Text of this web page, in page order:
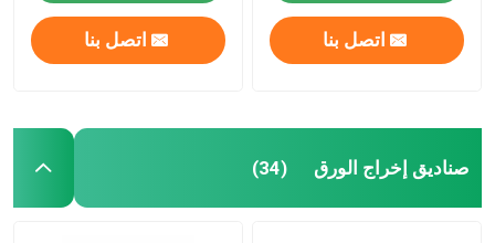
اتصل بنا اتصل بنا
صناديق إخراج الورق (34)